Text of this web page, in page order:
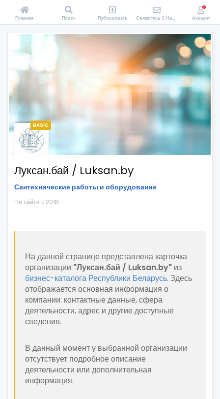
BASIC
Луксан.бай / Luksan.by
Сантехнические работы и оборудование
На сайте с 2018
На данной странице представлена карточка
организации "Луксан.бай / Luksan.by" из
бизнес-каталога Республики Беларусь. Здесь
отображается основная информация о
компании: контактные данные, сфера
деятельности, адрес и другие доступные
сведения.
В данный момент у выбранной организации
отсутствует подробное описание
деятельности или дополнительная
информация.
Главная Поиск Публиковать Свяжитесь С Нами Аккаунт